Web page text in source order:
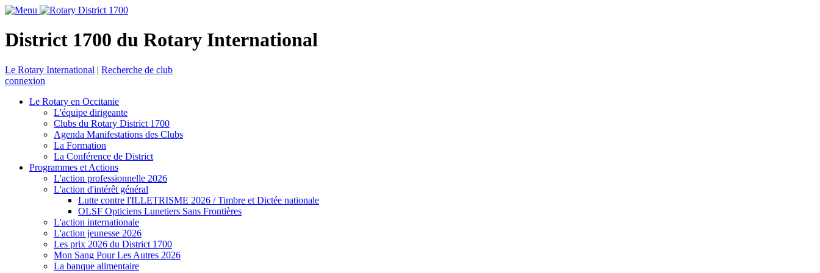
District 1700 du Rotary International
Le Rotary International | Recherche de club
connexion
Le Rotary en Occitanie
L'équipe dirigeante
Clubs du Rotary District 1700
Agenda Manifestations des Clubs
La Formation
La Conférence de District
Programmes et Actions
L'action professionnelle 2026
L'action d'intérêt général
Lutte contre l'ILLETRISME 2026 / Timbre et Dictée nationale
OLSF Opticiens Lunetiers Sans Frontières
L'action internationale
L'action jeunesse 2026
Les prix 2026 du District 1700
Mon Sang Pour Les Autres 2026
La banque alimentaire